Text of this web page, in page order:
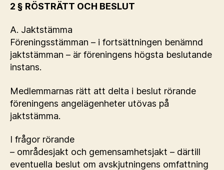
2 § RÖSTRÄTT OCH BESLUT
A. Jaktstämma
Föreningsstämman – i fortsättningen benämnd
jaktstämman – är föreningens högsta beslutande
instans.
Medlemmarnas rätt att delta i beslut rörande
föreningens angelägenheter utövas på
jaktstämma.
I frågor rörande
– områdesjakt och gemensamhetsjakt – därtill
eventuella beslut om avskjutningens omfattning